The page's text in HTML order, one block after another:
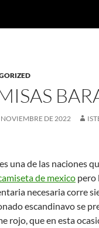
NOVIEMBRE DE 2022
una de las naciones
de mexico pero
necesaria corre
escandinavo se
rojo, que en esta